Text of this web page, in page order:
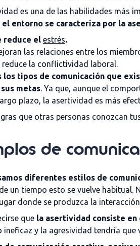
es una de las habilidades más
el entorno se caracteriza por la
reduce el estrés.
las relaciones entre los
reduce la conflictividad laboral.
los tipos de comunicación que
metas. Ya que, aunque el
plazo, la asertividad es más
que otras personas conozcan
de
diferentes estilos de
un tiempo esto se vuelve
donde se produzca la
que la asertividad consiste
ineficaz y la agresividad tendría